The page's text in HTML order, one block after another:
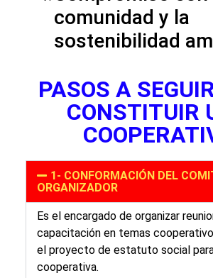
comunidad y la
sostenibilidad
PASOS A
CONSTITUIR
1- CONFORMACIÓN DEL
ORGANIZADOR
Es el encargado de organizar
capacitación en temas
el proyecto de estatuto social
cooperativa.